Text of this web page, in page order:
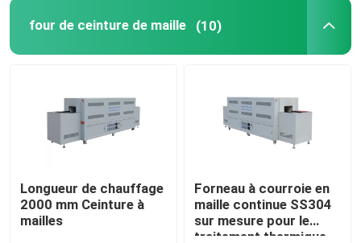
four de ceinture de maille (10)
Longueur de chauffage
2000 mm Ceinture à
mailles
Forneau à courroie en
maille continue SS304
sur mesure pour le
traitement thermique